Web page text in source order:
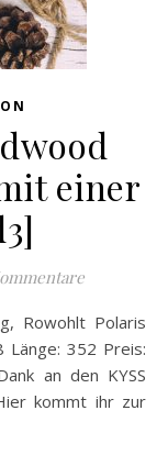
einer
Länge: 352 Preis:
an den KYSS
kommt ihr zur